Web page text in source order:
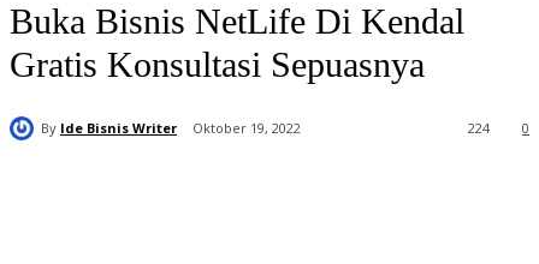
Buka Bisnis NetLife Di Kendal
Gratis Konsultasi Sepuasnya
By Ide Bisnis Writer Oktober 19, 2022 0
224